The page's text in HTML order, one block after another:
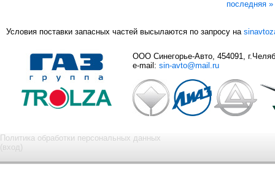
последняя »
Условия поставки запасных частей высылаются по запросу на
ООО Синегорье-Авто, 454091,
e-mail: sin-avto@mail.ru
Политика обработки персональных данных
(вход)